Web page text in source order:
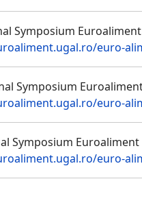
Symposium
euro-
Symposium
euro-
Symposium Euroaliment
euro-